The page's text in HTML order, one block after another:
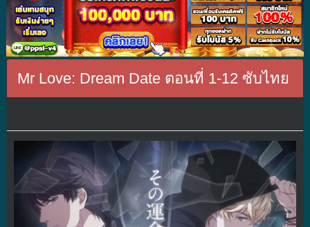
Mr Love: Dream Date ตอนที่ 1-12 ซับไทย